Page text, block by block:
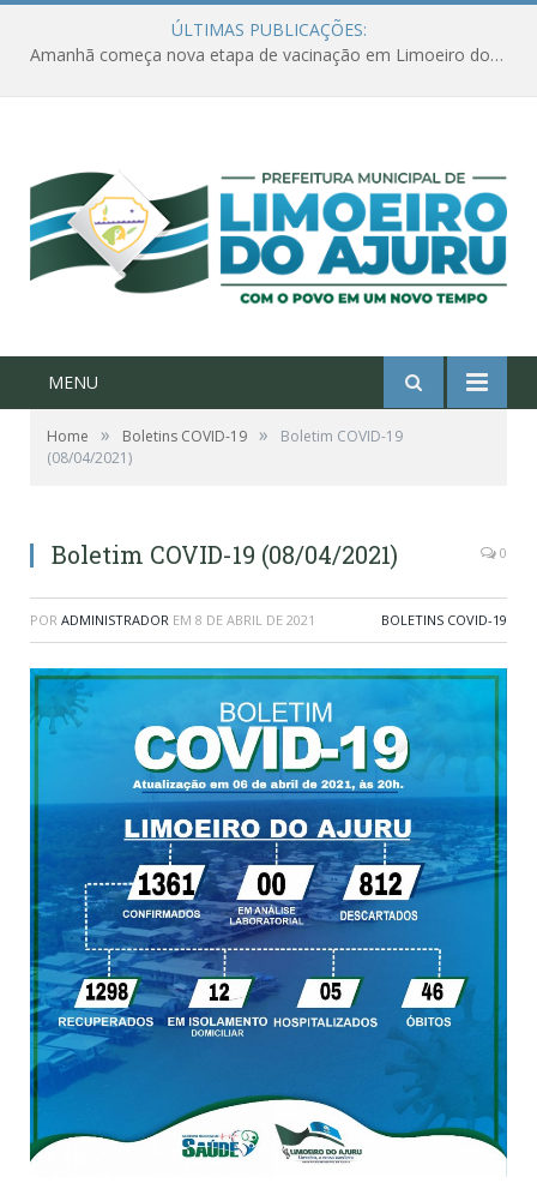
ÚLTIMAS PUBLICAÇÕES:
Amanhã começa nova etapa de vacinação em Limoeiro do Ajuru para idosos com 65 ou mais
MENU
Home » Boletins COVID-19 »
Boletim COVID-19
(08/04/2021)
Boletim COVID-19 (08/04/2021) 0
POR ADMINISTRADOR EM 8 DE ABRIL DE 2021 BOLETINS COVID-19